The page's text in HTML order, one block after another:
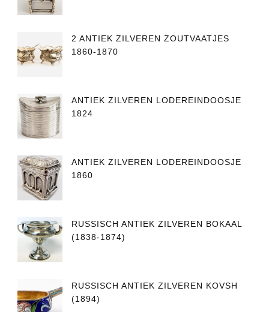
2 ANTIEK ZILVEREN ZOUTVAATJES
1860-1870
ANTIEK ZILVEREN LODEREINDOOSJE
1824
ANTIEK ZILVEREN LODEREINDOOSJE
1860
RUSSISCH ANTIEK ZILVEREN BOKAAL
(1838-1874)
RUSSISCH ANTIEK ZILVEREN KOVSH
(1894)